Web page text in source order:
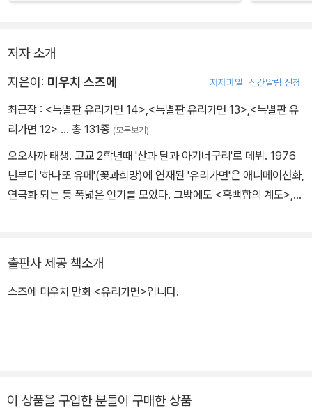
저자 소개
지은이: 미우치 스즈에 저자파일 신간알림 신청
최근작 : <특별판 유리가면 14>,<특별판 유리가면 13>,<특별판 유
리가면 12> … 총 131종 (모두보기)
오오사까 태생. 고교 2학년때 '산과 달과 아기너구리'로 데뷔. 1976
년부터 '하나또 유메'(꽃과희망)에 연재된 '유리가면'은 애니메이션화,
연극화 되는 등 폭넓은 인기를 모았다. 그밖에도 <흑백합의 계도>,<
출판사 제공 책소개
스즈에 미우치 만화 <유리가면>입니다.
이 상품을 구입한 분들이 구매한 상품